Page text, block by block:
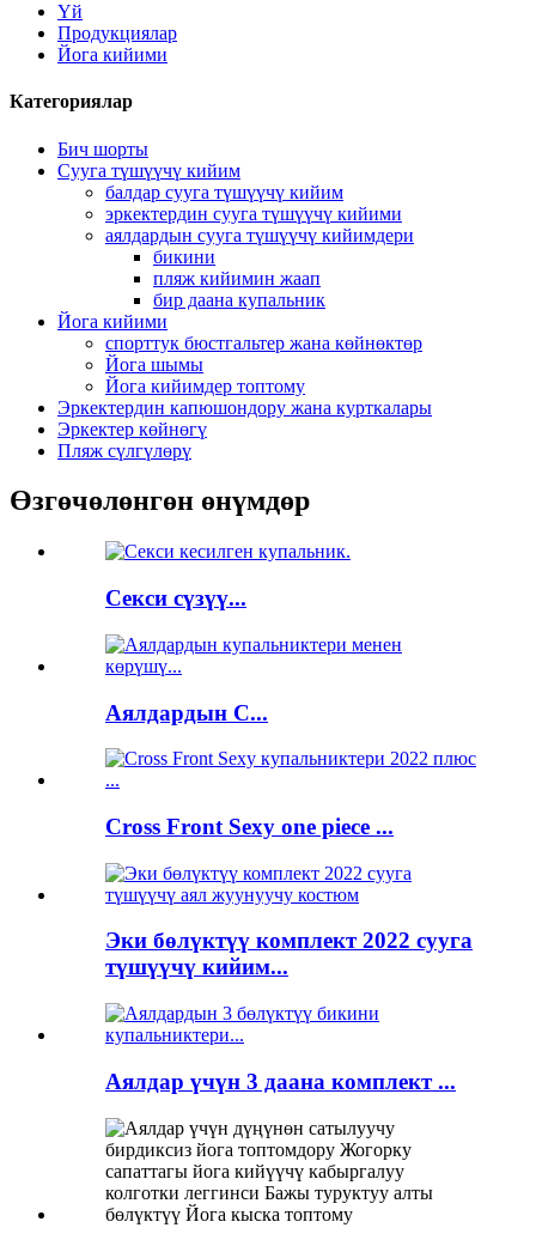
Үй
Продукциялар
Йога кийими
Категориялар
Бич шорты
Сууга түшүүчү кийим
балдар сууга түшүүчү кийим
эркектердин сууга түшүүчү кийими
аялдардын сууга түшүүчү кийимдери
бикини
пляж кийимин жаап
бир даана купальник
Йога кийими
спорттук бюстгальтер жана көйнөктөр
Йога шымы
Йога кийимдер топтому
Эркектердин капюшондору жана курткалары
Эркектер көйнөгү
Пляж сүлгүлөрү
Өзгөчөлөнгөн өнүмдөр
Секси сүзүү...
Аялдардын С...
Cross Front Sexy one piece ...
Эки бөлүктүү комплект 2022 сууга
түшүүчү кийим...
Аялдар үчүн 3 даана комплект ...